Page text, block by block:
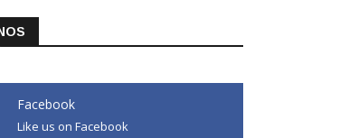
Facebook
Like us on Facebook